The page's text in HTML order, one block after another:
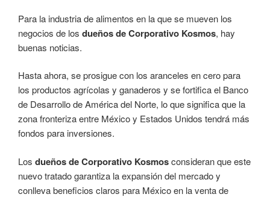
Para la industria de alimentos en la que se mueven los
negocios de los dueños de Corporativo Kosmos, hay
buenas noticias.
Hasta ahora, se prosigue con los aranceles en cero para
los productos agrícolas y ganaderos y se fortifica el Banco
de Desarrollo de América del Norte, lo que significa que la
zona fronteriza entre México y Estados Unidos tendrá más
fondos para inversiones.
Los dueños de Corporativo Kosmosconsideran que este
nuevo tratado garantiza la expansión del mercado y
conlleva beneficios claros para México en la venta de